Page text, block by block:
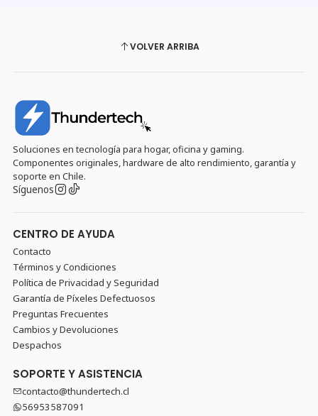
VOLVER ARRIBA
Soluciones en tecnología para hogar, oficina y gaming.
Componentes originales, hardware de alto rendimiento, garantía y
soporte en Chile.
Síguenos
CENTRO DE AYUDA
Contacto
Términos y Condiciones
Política de Privacidad y Seguridad
Garantía de Píxeles Defectuosos
Preguntas Frecuentes
Cambios y Devoluciones
Despachos
SOPORTE Y ASISTENCIA
contacto@thundertech.cl
56953587091